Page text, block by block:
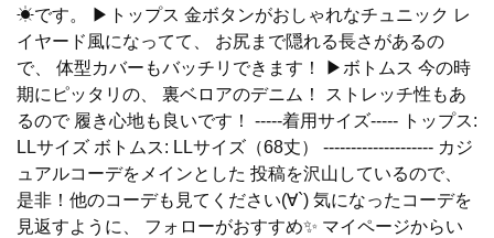
☀です。 ▶︎トップス 金ボタンがおしゃれなチュニック レ
イヤード風になってて、 お尻まで隠れる長さがあるの
で、 体型カバーもバッチリできます！ ▶︎ボトムス 今の時
期にピッタリの、 裏ベロアのデニム！ ストレッチ性もあ
るので 履き心地も良いです！ -----着用サイズ----- トップス:
LLサイズ ボトムス: LLサイズ（68丈） -------------------- カジ
ュアルコーデをメインとした 投稿を沢山しているので、
是非！他のコーデも見てください(∀`) 気になったコーデを
見返すように、 フォローがおすすめ✨ マイページからい